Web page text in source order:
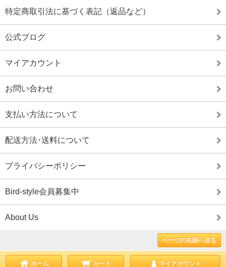
特定商取引法に基づく表記（返品など）
公式ブログ
マイアカウント
お問い合わせ
支払い方法について
配送方法･送料について
プライバシーポリシー
Bird-style会員募集中
About Us
ページの先頭へ戻る
ホーム カート マイアカウント